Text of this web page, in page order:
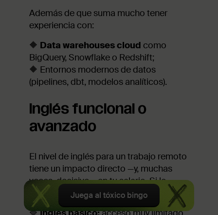
Además de que suma mucho tener
experiencia con:
🔶 Data warehouses cloud como
BigQuery, Snowflake o Redshift;
🔶 Entornos modernos de datos
(pipelines, dbt, modelos analíticos).
Inglés funcional o
avanzado
El nivel de inglés para un trabajo remoto
tiene un impacto directo —y, muchas
veces, decisivo— en tu salario. Si lo
ponemos en términos generales:
Juega al tóxico bingo